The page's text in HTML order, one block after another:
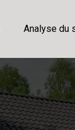
Analyse du